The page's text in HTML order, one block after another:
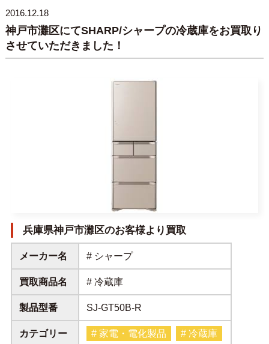
2016.12.18
神戸市灘区にてSHARP/シャープの冷蔵庫をお買取り
させていただきました！
兵庫県神戸市灘区のお客様より買取
メーカー名 # シャープ
買取商品名 # 冷蔵庫
製品型番 SJ-GT50B-R
カテゴリー # 家電・電化製品 # 冷蔵庫